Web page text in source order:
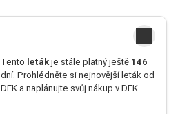
Tento letákje stále platný ještě 146
dní. Prohlédněte si nejnovější leták od
DEK a naplánujte svůj nákup v DEK.